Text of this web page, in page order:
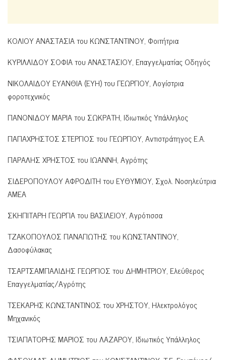
ΚΟΛΙΟΥ ΑΝΑΣΤΑΣΙΑ του ΚΩΝΣΤΑΝΤΙΝΟΥ, Φοιτήτρια
ΚΥΡΙΛΛΙΔΟΥ ΣΟΦΙΑ του ΑΝΑΣΤΑΣΙΟΥ, Επαγγελματίας Οδηγός
ΝΙΚΟΛΑΙΔΟΥ ΕΥΑΝΘΙΑ (ΕΥΗ) του ΓΕΩΡΓΙΟΥ, Λογίστρια
φοροτεχνικός
ΠΑΝΟΝΙΔΟΥ ΜΑΡΙΑ του ΣΩΚΡΑΤΗ, Ιδιωτικός Υπάλληλος
ΠΑΠΑΧΡΗΣΤΟΣ ΣΤΕΡΓΙΟΣ του ΓΕΩΡΓΙΟΥ, Αντιστράτηγος Ε.Α.
ΠΑΡΑΛΗΣ ΧΡΗΣΤΟΣ του ΙΩΑΝΝΗ, Αγρότης
ΣΙΔΕΡΟΠΟΥΛΟΥ ΑΦΡΟΔΙΤΗ του ΕΥΘΥΜΙΟΥ, Σχολ. Νοσηλεύτρια
ΑΜΕΑ
ΣΚΗΠΙΤΑΡΗ ΓΕΩΡΓΙΑ του ΒΑΣΙΛΕΙΟΥ, Αγρότισσα
ΤΖΑΚΟΠΟΥΛΟΣ ΠΑΝΑΓΙΩΤΗΣ του ΚΩΝΣΤΑΝΤΙΝΟΥ,
Δασοφύλακας
ΤΣΑΡΤΣΑΜΠΑΛΙΔΗΣ ΓΕΩΡΓΙΟΣ του ΔΗΜΗΤΡΙΟΥ, Ελεύθερος
Επαγγελματίας/Αγρότης
ΤΣΕΚΑΡΗΣ ΚΩΝΣΤΑΝΤΙΝΟΣ του ΧΡΗΣΤΟΥ, Ηλεκτρολόγος
Μηχανικός
ΤΣΙΑΠΑΤΟΡΗΣ ΜΑΡΙΟΣ του ΛΑΖΑΡΟΥ, Ιδιωτικός Υπάλληλος